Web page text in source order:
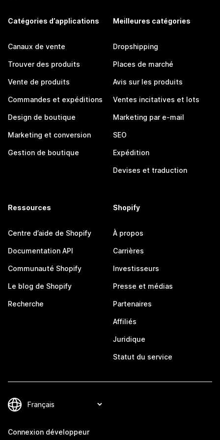
Catégories d’applications
Canaux de vente
Trouver des produits
Vente de produits
Commandes et expéditions
Design de boutique
Marketing et conversion
Gestion de boutique
Meilleures catégories
Dropshipping
Places de marché
Avis sur les produits
Ventes incitatives et lots
Marketing par e-mail
SEO
Expédition
Devises et traduction
Ressources
Centre d’aide de Shopify
Documentation API
Communauté Shopify
Le blog de Shopify
Recherche
Shopify
À propos
Carrières
Investisseurs
Presse et médias
Partenaires
Affiliés
Juridique
Statut du service
Connexion développeur